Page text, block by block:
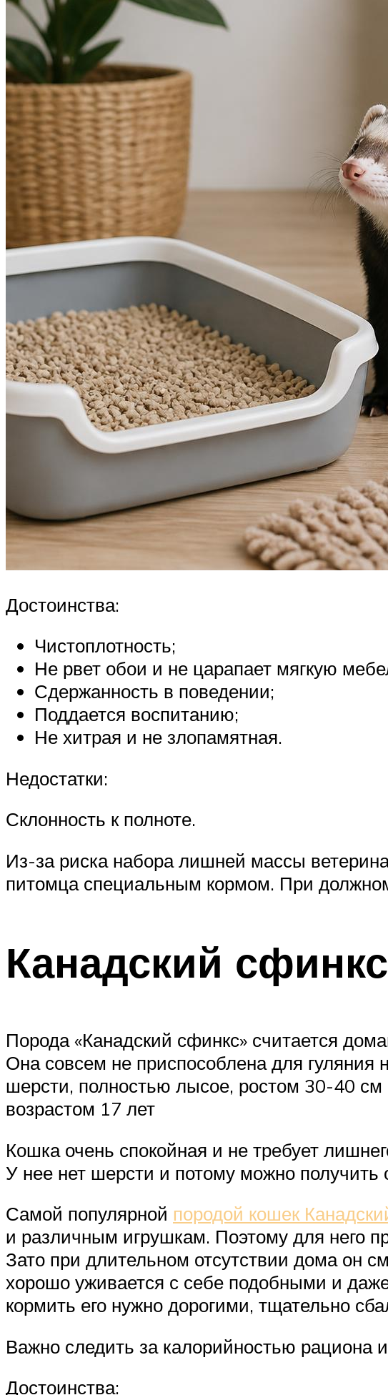
Достоинства:
Чистоплотность;
Не рвет обои и не царапает мягкую
Сдержанность в поведении;
Поддается воспитанию;
Не хитрая и не злопамятная.
Недостатки:
Склонность к полноте.
Из-за риска набора лишней массы
питомца специальным кормом. При
Канадский сфинкс
Порода «Канадский сфинкс» считается
Она совсем не приспособлена для гуляния
шерсти, полностью лысое, ростом 30-40 см
возрастом 17 лет
Кошка очень спокойная и не требует
У нее нет шерсти и потому можно получить
Самой популярной породой кошек
и различным игрушкам. Поэтому для него
Зато при длительном отсутствии дома он
хорошо уживается с себе подобными и
кормить его нужно дорогими, тщательно
Важно следить за калорийностью рациона
Достоинства: